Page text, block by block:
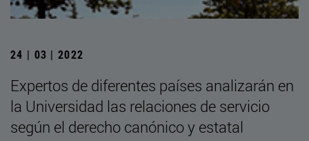
24 | 03 | 2022
Expertos de diferentes países analizarán en
la Universidad las relaciones de servicio
según el derecho canónico y estatal